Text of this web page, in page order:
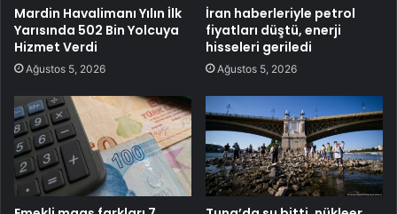
Mardin Havalimanı Yılın İlk
Yarısında 502 Bin Yolcuya
Hizmet Verdi
Ağustos 5, 2026
İran haberleriyle petrol
fiyatları düştü, enerji
hisseleri geriledi
Ağustos 5, 2026